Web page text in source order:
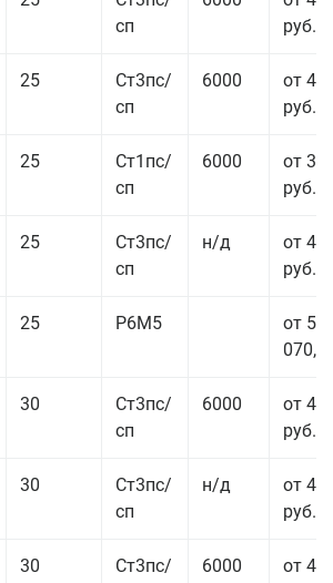
сп
руб.
25
Ст3пс/
сп
6000
от 42
руб.
25
Ст1пс/
сп
6000
от 35
руб.
25
Ст3пс/
сп
н/д
от 43
руб.
25 Р6М5
от
30
Ст3пс/
сп
6000
от 45
руб.
30
Ст3пс/
сп
н/д
от 46
руб.
30
Ст3пс/
6000
от 46